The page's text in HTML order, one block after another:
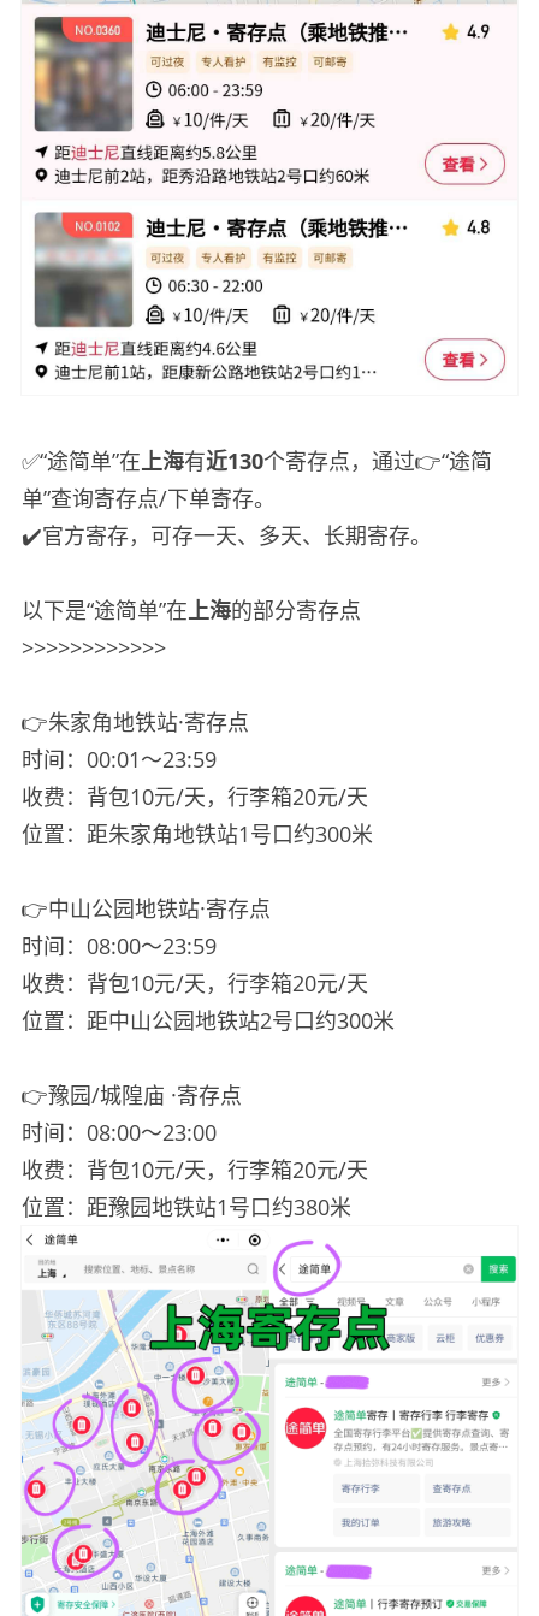
✅“途简单”在上海有近130个寄存点，通过👉“途简
单”查询寄存点/下单寄存。
✔️官方寄存，可存一天、多天、长期寄存。
以下是“途简单”在上海的部分寄存点
>>>>>>>>>>>>
👉朱家角地铁站·寄存点
时间：00:01～23:59
收费：背包10元/天，行李箱20元/天
位置：距朱家角地铁站1号口约300米
👉中山公园地铁站·寄存点
时间：08:00～23:59
收费：背包10元/天，行李箱20元/天
位置：距中山公园地铁站2号口约300米
👉豫园/城隍庙 ·寄存点
时间：08:00～23:00
收费：背包10元/天，行李箱20元/天
位置：距豫园地铁站1号口约380米